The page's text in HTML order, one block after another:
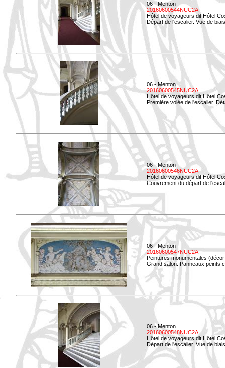
06 - Menton
20160600544NUC2A
Hôtel de voyageurs dit Hôtel
Départ de l'escalier. Vue de
06 - Menton
20160600545NUC2A
Hôtel de voyageurs dit Hôtel
Première volée de l'escalier.
06 - Menton
20160600546NUC2A
Hôtel de voyageurs dit Hôtel
Couvrement du départ de
06 - Menton
20160600547NUC2A
Peintures monumentales
Grand salon. Panneaux peints
06 - Menton
20160600548NUC2A
Hôtel de voyageurs dit Hôtel
Départ de l'escalier. Vue de